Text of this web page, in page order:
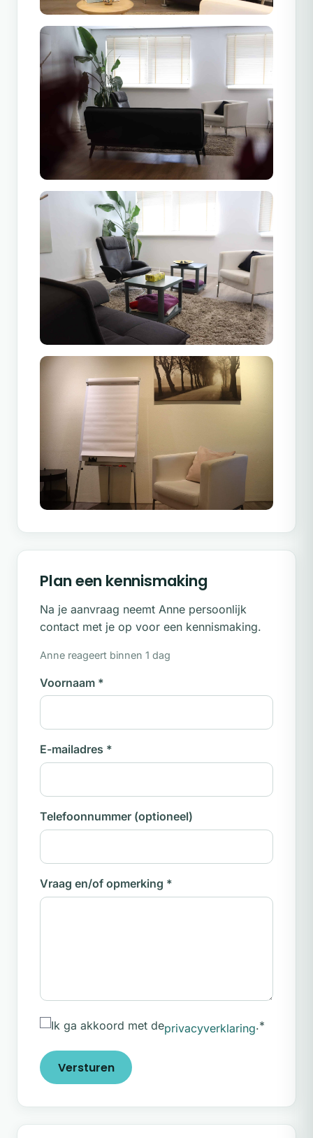
Plan een kennismaking
Na je aanvraag neemt Anne persoonlijk
contact met je op voor een kennismaking.
Anne reageert binnen 1 dag
Voornaam *
E-mailadres *
Telefoonnummer (optioneel)
Vraag en/of opmerking *
Ik ga akkoord met deprivacyverklaring.*
Versturen